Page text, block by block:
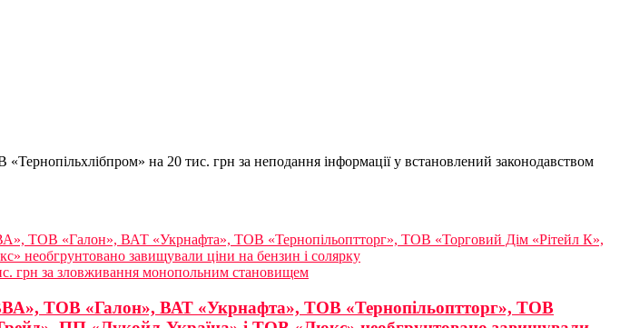
на 20 тис. грн за неподання інформації у встановлений законодавством
ТОВ «Галон», ВАТ «Укрнафта», ТОВ «Тернопільоптторг», ТОВ «Торговий Дім «Рітейл К»,
завищували ціни на бензин і солярку
грн за зловживання монопольним становищем
ТОВ «Галон», ВАТ «Укрнафта», ТОВ «Тернопільоптторг», ТОВ